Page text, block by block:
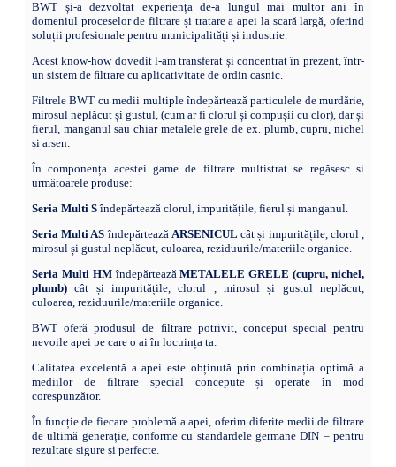
BWT și-a dezvoltat experiența de-a lungul mai multor ani în
domeniul proceselor de filtrare și tratare a apei la scară largă, oferind
soluții profesionale pentru municipalități și industrie.
Acest know-how dovedit l-am transferat și concentrat în prezent, într-
un sistem de ﬁltrare cu aplicativitate de ordin casnic.
Filtrele BWT cu medii multiple îndepărtează particulele de murdărie,
mirosul neplăcut și gustul, (cum ar fi clorul și compușii cu clor), dar și
fierul, manganul sau chiar metalele grele de ex. plumb, cupru, nichel
și arsen.
În componența acestei game de filtrare multistrat se regăsesc si
următoarele produse:
Seria Multi Sîndepărtează clorul, impuritățile, fierul și manganul.
Seria Multi ASîndepărtează ARSENICULcât și impuritățile, clorul ,
mirosul și gustul neplăcut, culoarea, reziduurile/materiile organice.
Seria Multi HMîndepărteazăMETALELE GRELE (cupru, nichel,
plumb)cât și impuritățile, clorul , mirosul și gustul neplăcut,
culoarea, reziduurile/materiile organice.
BWT oferă produsul de ﬁltrare potrivit, conceput special pentru
nevoile apei pe care o ai în locuința ta.
Calitatea excelentă a apei este obținută prin combinația optimă a
mediilor de filtrare special concepute și operate în mod
corespunzător.
În funcție de fiecare problemă a apei, oferim diferite medii de filtrare
de ultimă generație, conforme cu standardele germane DIN – pentru
rezultate sigure și perfecte.